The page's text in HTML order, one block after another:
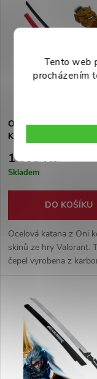
Tento web
procházením
seku i tameshigiri.
Ocelová katana
KUNITSUNA" -
1 899 Kč
Skladem
DO KOŠÍKU
Ocelová katana z Oni
skinů ze hry Valorant.
čepel vyrobena z
dle herní předlohy.